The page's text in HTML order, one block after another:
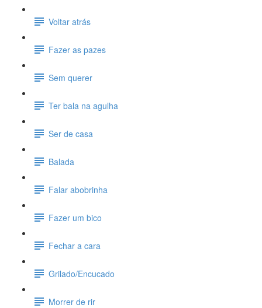
Voltar atrás
Fazer as pazes
Sem querer
Ter bala na agulha
Ser de casa
Balada
Falar abobrinha
Fazer um bico
Fechar a cara
Grilado/Encucado
Morrer de rir